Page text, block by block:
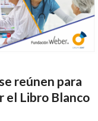
reúnen para
el Libro Blanco